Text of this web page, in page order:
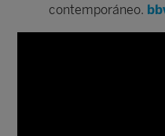
contemporáneo.